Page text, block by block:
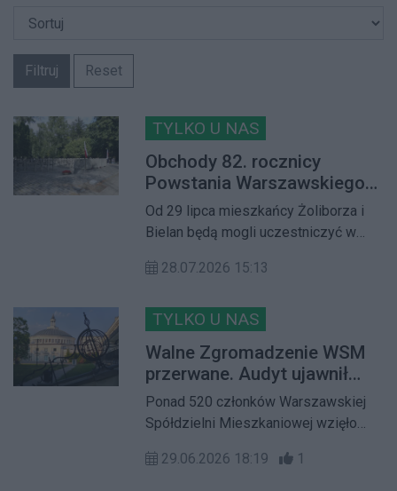
Filtruj Reset
TYLKO U NAS
Obchody 82. rocznicy
Powstania Warszawskiego
na Żoliborzu i Bielanach
Od 29 lipca mieszkańcy Żoliborza i
Bielan będą mogli uczestniczyć w
upamiętniających 82. rocznicę
żołnierzy Armii Krajowej Obwodu
akcje porządkowania miejsc pamięci,
uroczystości patriotyczne, spotkania
z powstańcami oraz wspólne oddanie
hołdu bohaterom
28.07.2026 15:13
TYLKO U NAS
Walne Zgromadzenie WSM
przerwane. Audyt ujawnił
pierwsze poważne
nieprawidłowości
Ponad 520 członków Warszawskiej
Spółdzielni Mieszkaniowej wzięło
podczas którego przedstawiono
29.06.2026 18:19 1